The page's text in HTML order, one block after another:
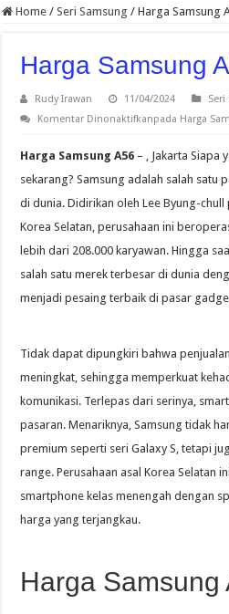
Home / Seri Samsung / Harga Samsung
Harga Samsung
Rudy Irawan 11/04/2024
Seri
Komentar Dinonaktifkanpada Harga
Harga Samsung A56 – , Jakarta Siapa
sekarang? Samsung adalah salah satu
di dunia. Didirikan oleh Lee Byung-
Korea Selatan, perusahaan ini
lebih dari 208.000 karyawan. Hingga
salah satu merek terbesar di dunia
menjadi pesaing terbaik di pasar
Tidak dapat dipungkiri bahwa
meningkat, sehingga memperkuat
komunikasi. Terlepas dari serinya,
pasaran. Menariknya, Samsung tidak
premium seperti seri Galaxy S, tetapi
range. Perusahaan asal Korea Selatan
smartphone kelas menengah dengan
harga yang terjangkau.
Harga Samsung